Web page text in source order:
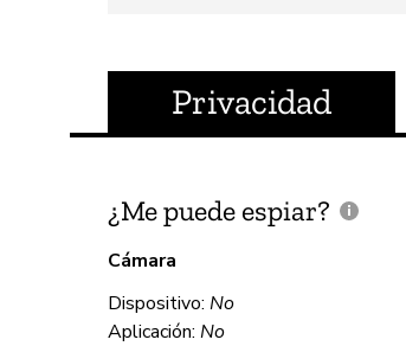
Privacidad
¿Me puede espiar?
Cámara
Dispositivo: No
Aplicación: No